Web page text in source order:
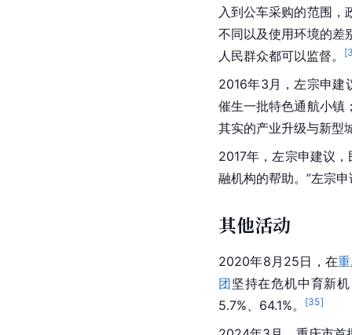
入到公车采购的范围，
不同以及使用环境的差
人民群众都可以监督。
[
2016年3月，左宗申建
催生一批特色通航小镇
其实的产业升级与新型
2017年，左宗申建议，
融机构的帮助。”左宗
其他活动
2020年8月25日，在
团坚持在危机中育新
5.7%、64.1%。
[35]